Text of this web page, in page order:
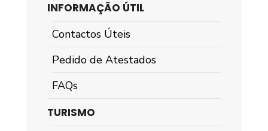
INFORMAÇÃO ÚTIL
Contactos Úteis
Pedido de Atestados
FAQs
TURISMO